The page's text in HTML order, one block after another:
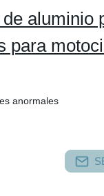
para
anormales